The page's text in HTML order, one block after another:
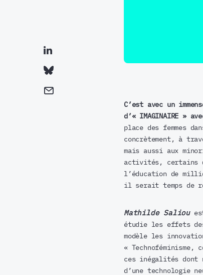
C’est avec un
d’« IMAGINAIRE »
place des femmes
concrètement, à
mais aussi aux
activités, certains
l’éducation de
il serait temps de
Mathilde Saliou
étudie les effets
modèle les
« Technoféminisme,
ces inégalités dont
d’une technologie